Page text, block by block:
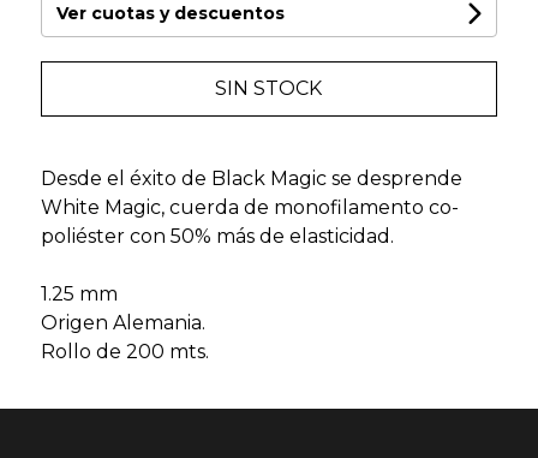
Ver cuotas y descuentos
SIN STOCK
Desde el éxito de Black Magic se desprende
White Magic, cuerda de monofilamento co-
poliéster con 50% más de elasticidad.
1.25 mm
Origen Alemania.
Rollo de 200 mts.